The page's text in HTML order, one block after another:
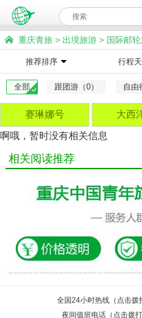
重庆青旅 > 出境旅游 > 国际邮
推荐排序 行程
全部 跟团游（0） 自由
赛琳娜号 大西
啊哦，暂时没有相关信息
相关阅读推荐
全国24小时热线（点击拨
夜间值班电话（点击拨打